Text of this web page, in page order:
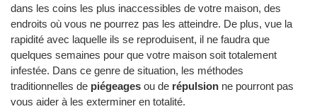
dans les coins les plus inaccessibles de votre maison, des
endroits où vous ne pourrez pas les atteindre. De plus, vue la
rapidité avec laquelle ils se reproduisent, il ne faudra que
quelques semaines pour que votre maison soit totalement
infestée. Dans ce genre de situation, les méthodes
traditionnelles de piégeages ou de répulsion ne pourront pas
vous aider à les exterminer en totalité.